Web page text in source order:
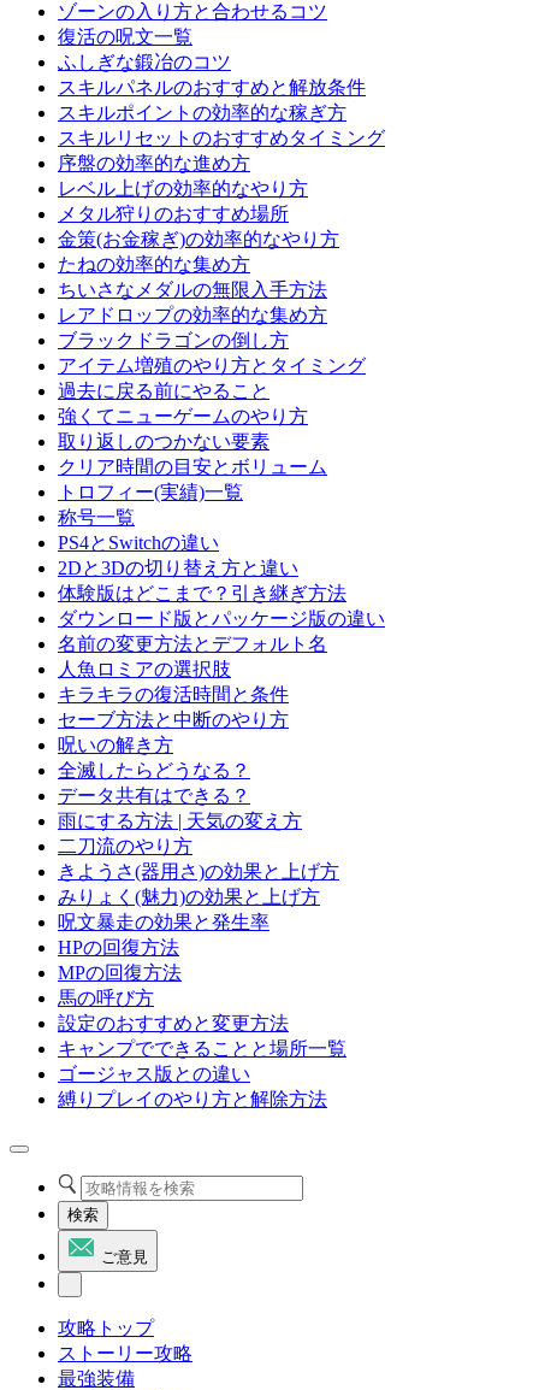
ゾーンの入り方と合わせるコツ
復活の呪文一覧
ふしぎな鍛冶のコツ
スキルパネルのおすすめと解放条件
スキルポイントの効率的な稼ぎ方
スキルリセットのおすすめタイミング
序盤の効率的な進め方
レベル上げの効率的なやり方
メタル狩りのおすすめ場所
金策(お金稼ぎ)の効率的なやり方
たねの効率的な集め方
ちいさなメダルの無限入手方法
レアドロップの効率的な集め方
ブラックドラゴンの倒し方
アイテム増殖のやり方とタイミング
過去に戻る前にやること
強くてニューゲームのやり方
取り返しのつかない要素
クリア時間の目安とボリューム
トロフィー(実績)一覧
称号一覧
PS4とSwitchの違い
2Dと3Dの切り替え方と違い
体験版はどこまで？引き継ぎ方法
ダウンロード版とパッケージ版の違い
名前の変更方法とデフォルト名
人魚ロミアの選択肢
キラキラの復活時間と条件
セーブ方法と中断のやり方
呪いの解き方
全滅したらどうなる？
データ共有はできる？
雨にする方法 | 天気の変え方
二刀流のやり方
きようさ(器用さ)の効果と上げ方
みりょく(魅力)の効果と上げ方
呪文暴走の効果と発生率
HPの回復方法
MPの回復方法
馬の呼び方
設定のおすすめと変更方法
キャンプでできることと場所一覧
ゴージャス版との違い
縛りプレイのやり方と解除方法
検索
ご意見
攻略トップ
ストーリー攻略
最強装備